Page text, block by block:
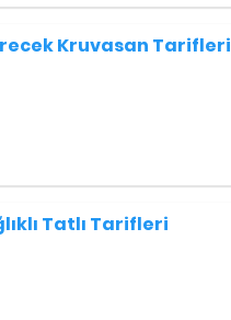
Kruvasan Tarifleri
Tatlı Tarifleri